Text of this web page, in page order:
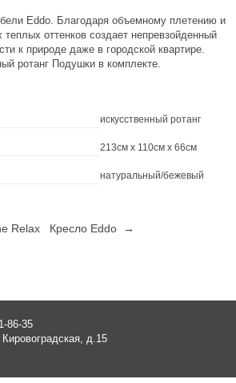
Eddo. Благодаря объемному плетению и
теплых оттенков создает непревзойденный
к природе даже в городской квартире.
ротанг Подушки в комплекте.
искусственный ротанг
213см x 110см x 66см
натуральный/бежевый
Relax Кресло Eddo →
86-35
д.15